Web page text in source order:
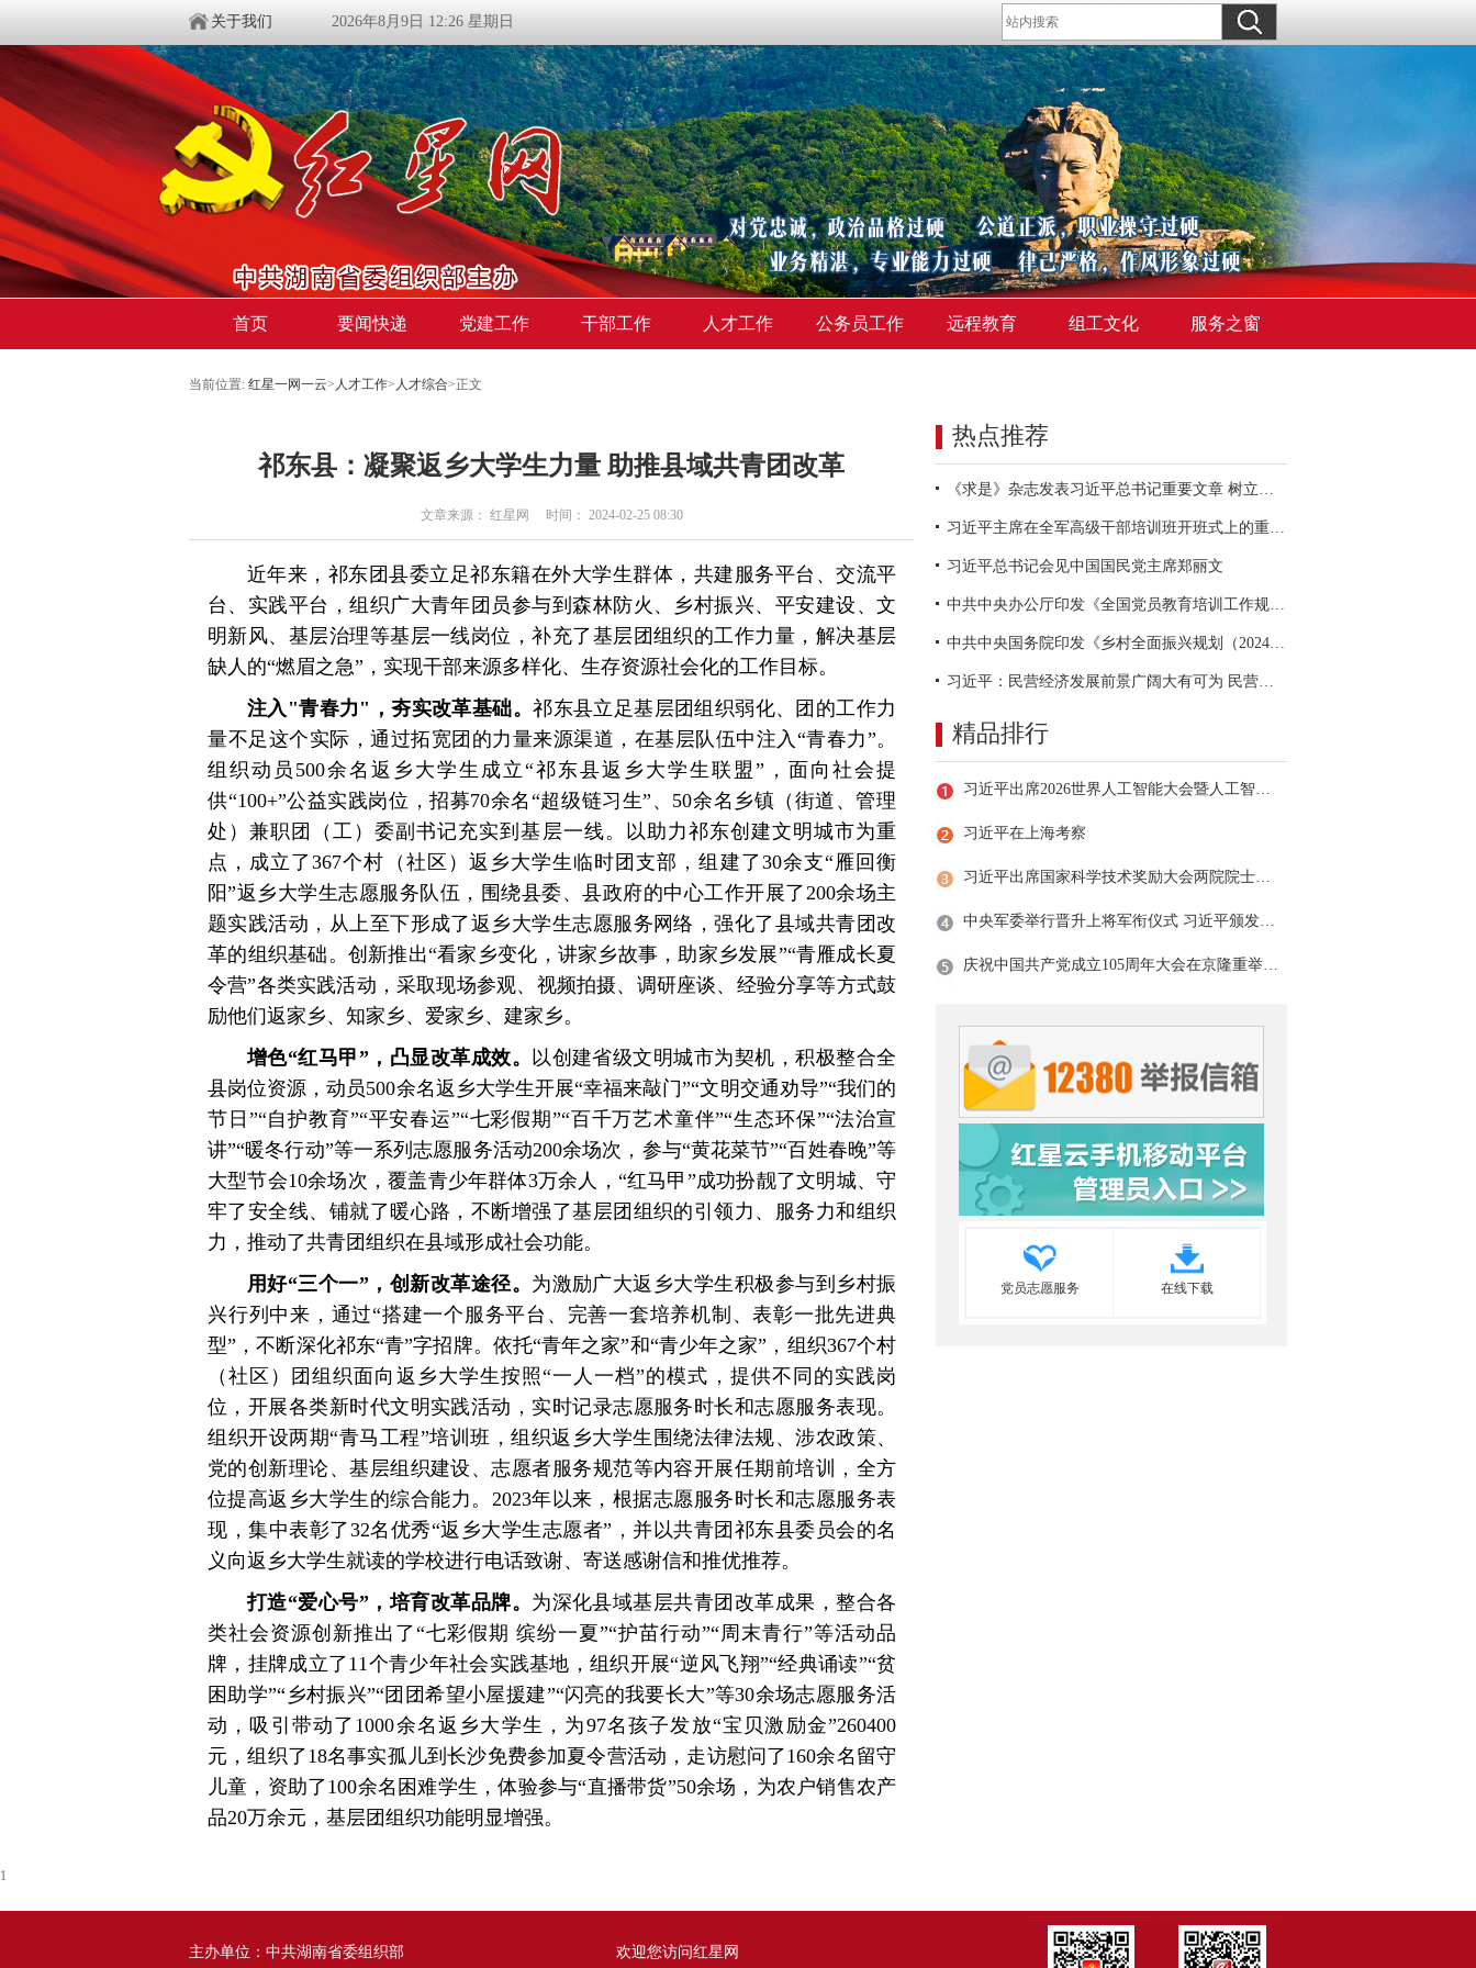
关于我们 2026年8月9日 12:26 星期日
首页 要闻快递 党建工作 干部工作 人才工作 公务员工作 远程教育 组工文化 服务之窗
当前位置: 红星一网一云> 人才工作> 人才综合>正文
祁东县：凝聚返乡大学生力量 助推县域共青团改革
文章来源： 红星网 时间： 2024-02-25 08:30
近年来，祁东团县委立足祁东籍在外大学生群体，共建服务平台、交流平
台、实践平台，组织广大青年团员参与到森林防火、乡村振兴、平安建设、文
明新风、基层治理等基层一线岗位，补充了基层团组织的工作力量，解决基层
缺人的“燃眉之急”，实现干部来源多样化、生存资源社会化的工作目标。
注入"青春力"，夯实改革基础。祁东县立足基层团组织弱化、团的工作力
量不足这个实际，通过拓宽团的力量来源渠道，在基层队伍中注入“青春力”。
组织动员500余名返乡大学生成立“祁东县返乡大学生联盟”，面向社会提
供“100+”公益实践岗位，招募70余名“超级链习生”、50余名乡镇（街道、管理
处）兼职团（工）委副书记充实到基层一线。以助力祁东创建文明城市为重
点，成立了367个村（社区）返乡大学生临时团支部，组建了30余支“雁回衡
阳”返乡大学生志愿服务队伍，围绕县委、县政府的中心工作开展了200余场主
题实践活动，从上至下形成了返乡大学生志愿服务网络，强化了县域共青团改
革的组织基础。创新推出“看家乡变化，讲家乡故事，助家乡发展”“青雁成长夏
令营”各类实践活动，采取现场参观、视频拍摄、调研座谈、经验分享等方式鼓
励他们返家乡、知家乡、爱家乡、建家乡。
增色“红马甲”，凸显改革成效。 以创建省级文明城市为契机，积极整合全
县岗位资源，动员500余名返乡大学生开展“幸福来敲门”“文明交通劝导”“我们的
节日”“自护教育”“平安春运”“七彩假期”“百千万艺术童伴”“生态环保”“法治宣
讲”“暖冬行动”等一系列志愿服务活动200余场次，参与“黄花菜节”“百姓春晚”等
大型节会10余场次，覆盖青少年群体3万余人，“红马甲”成功扮靓了文明城、守
牢了安全线、铺就了暖心路，不断增强了基层团组织的引领力、服务力和组织
力，推动了共青团组织在县域形成社会功能。
用好“三个一”，创新改革途径。 为激励广大返乡大学生积极参与到乡村振
兴行列中来，通过“搭建一个服务平台、完善一套培养机制、表彰一批先进典
型”，不断深化祁东“青”字招牌。依托“青年之家”和“青少年之家”，组织367个村
（社区）团组织面向返乡大学生按照“一人一档”的模式，提供不同的实践岗
位，开展各类新时代文明实践活动，实时记录志愿服务时长和志愿服务表现。
组织开设两期“青马工程”培训班，组织返乡大学生围绕法律法规、涉农政策、
党的创新理论、基层组织建设、志愿者服务规范等内容开展任期前培训，全方
位提高返乡大学生的综合能力。2023年以来，根据志愿服务时长和志愿服务表
现，集中表彰了32名优秀“返乡大学生志愿者”，并以共青团祁东县委员会的名
义向返乡大学生就读的学校进行电话致谢、寄送感谢信和推优推荐。
打造“爱心号”，培育改革品牌。 为深化县域基层共青团改革成果，整合各
类社会资源创新推出了“七彩假期 缤纷一夏”“护苗行动”“周末青行”等活动品
牌，挂牌成立了11个青少年社会实践基地，组织开展“逆风飞翔”“经典诵读”“贫
困助学”“乡村振兴”“团团希望小屋援建”“闪亮的我要长大”等30余场志愿服务活
动，吸引带动了1000余名返乡大学生，为97名孩子发放“宝贝激励金”260400
元，组织了18名事实孤儿到长沙免费参加夏令营活动，走访慰问了160余名留守
儿童，资助了100余名困难学生，体验参与“直播带货”50余场，为农户销售农产
品20万余元，基层团组织功能明显增强。
热点推荐
《求是》杂志发表习近平总书记重要文章 树立和践行正确政绩观
习近平主席在全军高级干部培训班开班式上的重要讲话引领全军开展思想整风、深化政治整训
习近平总书记会见中国国民党主席郑丽文
中共中央办公厅印发《全国党员教育培训工作规划（2024－2028年）》
中共中央国务院印发《乡村全面振兴规划（2024—2027年）》
习近平：民营经济发展前景广阔大有可为 民营企业和民营企业家大显身手正当其时
精品排行
习近平出席2026世界人工智能大会暨人工智能全球治理高级别会议开幕式并发表主旨讲话
习近平在上海考察
习近平出席国家科学技术奖励大会两院院士大会中国科协第十一次全国代表大会并发表重要讲话
中央军委举行晋升上将军衔仪式 习近平颁发命令状并向晋衔的军官表示祝贺
庆祝中国共产党成立105周年大会在京隆重举行 习近平发表重要讲话
党员志愿服务 在线下载
1
主办单位：中共湖南省委组织部 欢迎您访问红星网